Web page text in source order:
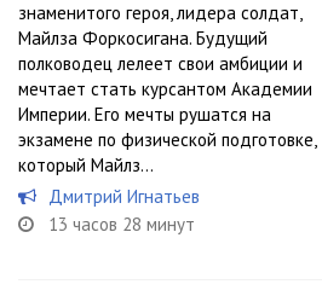
знаменитого героя, лидера солдат,
Майлза Форкосигана. Будущий
полководец лелеет свои амбиции и
мечтает стать курсантом Академии
Империи. Его мечты рушатся на
экзамене по физической подготовке,
который Майлз...
Дмитрий Игнатьев
13 часов 28 минут